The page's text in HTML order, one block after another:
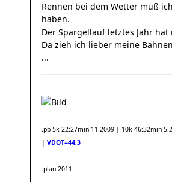
Rennen bei dem Wetter muß
haben.
Der Spargellauf letztes Jahr
Da zieh ich lieber meine
...
.pb 5k 22:27min 11.2009 | 10k 46:32min
| VDOT=44,3
.plan 2011